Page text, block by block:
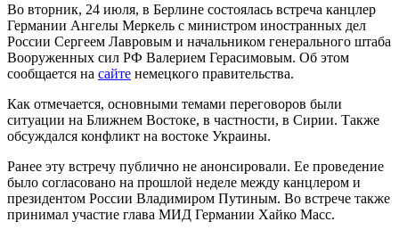
Во вторник, 24 июля, в Берлине состоялась встреча канцлер
Германии Ангелы Меркель с министром иностранных дел
России Сергеем Лавровым и начальником генерального штаба
Вооруженных сил РФ Валерием Герасимовым. Об этом
сообщается на сайте немецкого правительства.
Как отмечается, основными темами переговоров были
ситуации на Ближнем Востоке, в частности, в Сирии. Также
обсуждался конфликт на востоке Украины.
Ранее эту встречу публично не анонсировали. Ее проведение
было согласовано на прошлой неделе между канцлером и
президентом России Владимиром Путиным. Во встрече также
принимал участие глава МИД Германии Хайко Масс.